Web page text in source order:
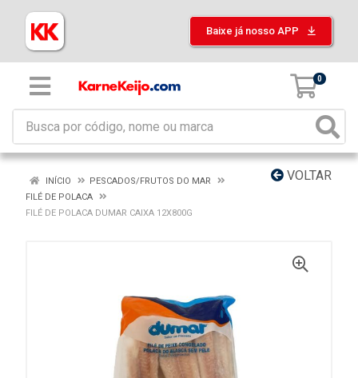
Baixe já nosso APP
0
VOLTAR
INÍCIO
PESCADOS/FRUTOS DO MAR
FILÉ DE POLACA
FILÉ DE POLACA DUMAR CAIXA 12X800G